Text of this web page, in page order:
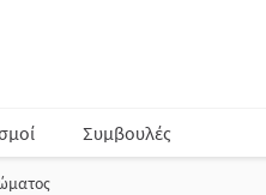
Συμβουλές